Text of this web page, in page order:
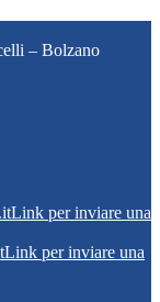
– Bolzano
Link per inviare una
Link per inviare una